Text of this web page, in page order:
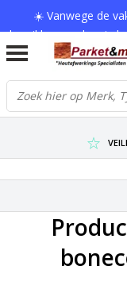
☀️ Vanwege de
bereikbaar en kan je